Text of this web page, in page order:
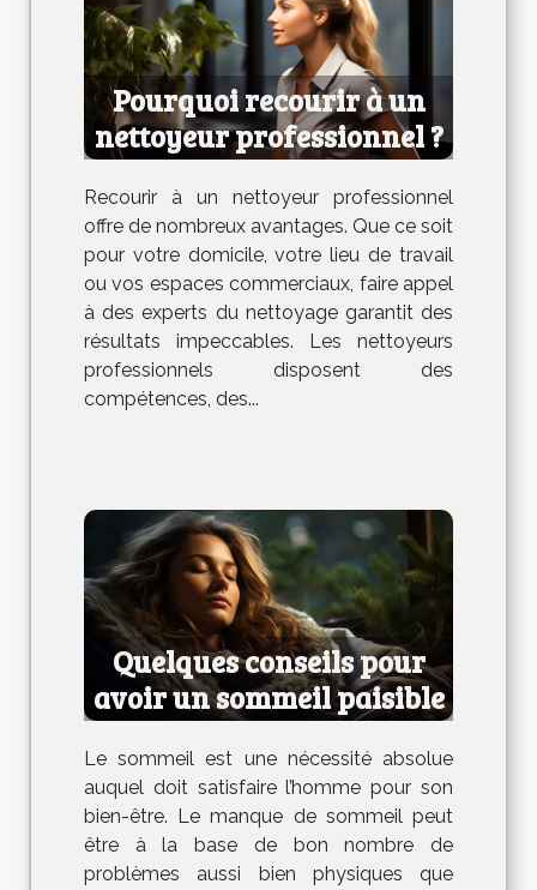
Pourquoi recourir à un
nettoyeur professionnel ?
Recourir à un nettoyeur professionnel
offre de nombreux avantages. Que ce soit
pour votre domicile, votre lieu de travail
ou vos espaces commerciaux, faire appel
à des experts du nettoyage garantit des
résultats impeccables. Les nettoyeurs
professionnels disposent des
compétences, des...
Quelques conseils pour
avoir un sommeil paisible
Le sommeil est une nécessité absolue
auquel doit satisfaire l’homme pour son
bien-être. Le manque de sommeil peut
être à la base de bon nombre de
problèmes aussi bien physiques que